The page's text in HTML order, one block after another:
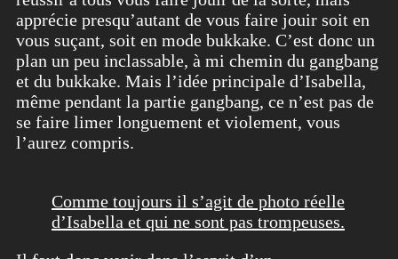
apprécie presqu’autant de vous faire jouir soit en
vous suçant, soit en mode bukkake. C’est donc un
plan un peu inclassable, à mi chemin du gangbang
et du bukkake. Mais l’idée principale d’Isabella,
même pendant la partie gangbang, ce n’est pas de
se faire limer longuement et violement, vous
l’aurez compris.
Comme toujours il s’agit de photo réelle
d’Isabella et qui ne sont pas trompeuses.